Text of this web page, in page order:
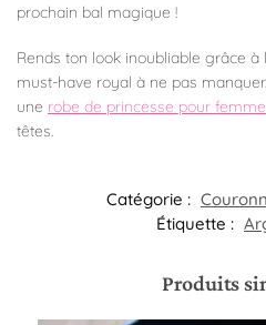
prochain bal magique !
Rends ton look inoubliable grâce à
must-have royal à ne pas
une robe de princesse pour femme
têtes.
Catégorie :
Étiquette :
Produits